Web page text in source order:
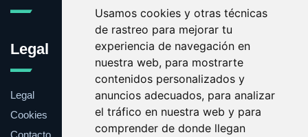
Usamos cookies y otras técnicas
de rastreo para mejorar tu
experiencia de navegación en
nuestra web, para mostrarte
contenidos personalizados y
anuncios adecuados, para analizar
el tráfico en nuestra web y para
comprender de donde llegan
Legal
Legal
Cookies